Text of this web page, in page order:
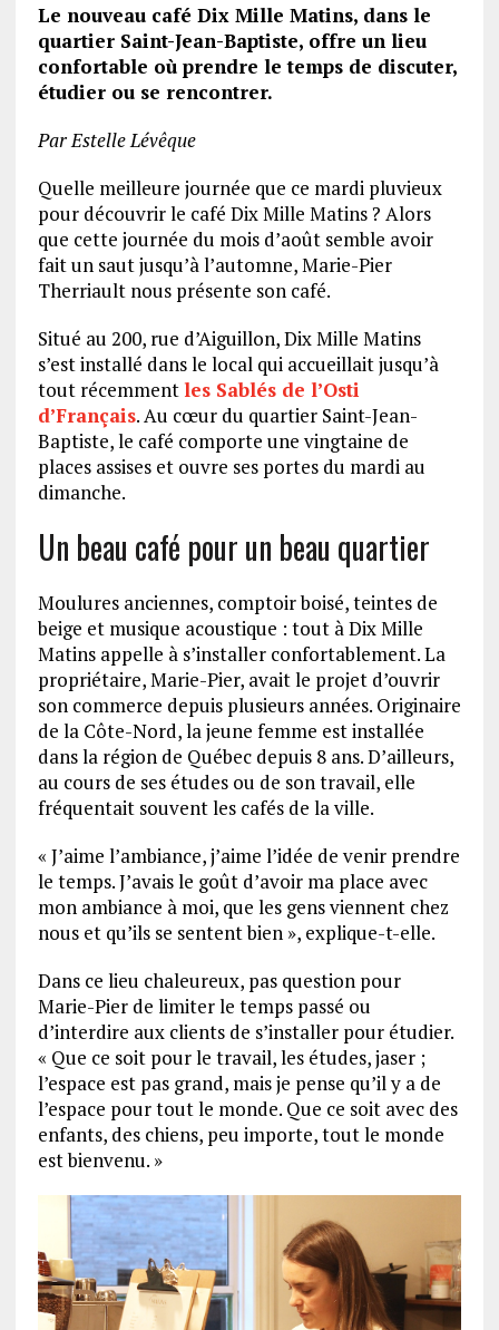
Le nouveau café Dix Mille Matins, dans le
quartier Saint-Jean-Baptiste, offre un lieu
confortable où prendre le temps de discuter,
étudier ou se rencontrer.
Par Estelle Lévêque
Quelle meilleure journée que ce mardi pluvieux
pour découvrir le café Dix Mille Matins ? Alors
que cette journée du mois d’août semble avoir
fait un saut jusqu’à l’automne, Marie-Pier
Therriault nous présente son café.
Situé au 200, rue d’Aiguillon, Dix Mille Matins
s’est installé dans le local qui accueillait jusqu’à
tout récemmentles Sablés de l’Osti
d’Français. Au cœur du quartier Saint-Jean-
Baptiste, le café comporte une vingtaine de
places assises et ouvre ses portes du mardi au
dimanche.
Un beau café pour un beau quartier
Moulures anciennes, comptoir boisé, teintes de
beige et musique acoustique : tout à Dix Mille
Matins appelle à s’installer confortablement. La
propriétaire, Marie-Pier, avait le projet d’ouvrir
son commerce depuis plusieurs années. Originaire
de la Côte-Nord, la jeune femme est installée
dans la région de Québec depuis 8 ans. D’ailleurs,
au cours de ses études ou de son travail, elle
fréquentait souvent les cafés de la ville.
« J’aime l’ambiance, j’aime l’idée de venir prendre
le temps. J’avais le goût d’avoir ma place avec
mon ambiance à moi, que les gens viennent chez
nous et qu’ils se sentent bien », explique-t-elle.
Dans ce lieu chaleureux, pas question pour
Marie-Pier de limiter le temps passé ou
d’interdire aux clients de s’installer pour étudier.
« Que ce soit pour le travail, les études, jaser ;
l’espace est pas grand, mais je pense qu’il y a de
l’espace pour tout le monde. Que ce soit avec des
enfants, des chiens, peu importe, tout le monde
est bienvenu. »